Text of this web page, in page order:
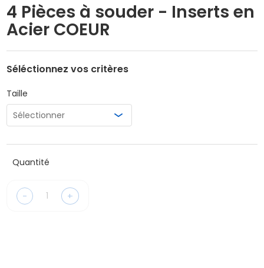
4 Pièces à souder - Inserts en
Acier COEUR
Séléctionnez vos critères
Taille
Quantité
- +